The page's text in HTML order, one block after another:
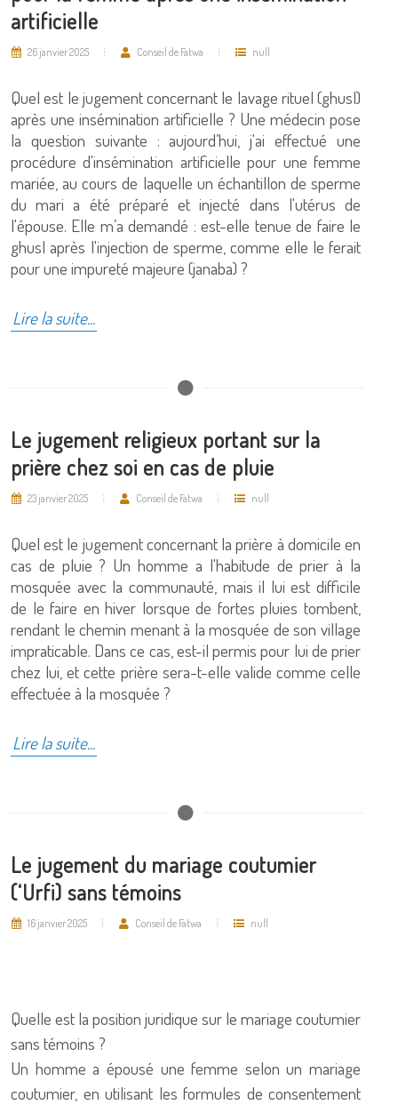
artificielle
26 janvier 2025 Conseil de Fatwa null
Quel est le jugement concernant le lavage rituel (ghusl)
après une insémination artificielle ? Une médecin pose
la question suivante : aujourd’hui, j'ai effectué une
procédure d'insémination artificielle pour une femme
mariée, au cours de laquelle un échantillon de sperme
du mari a été préparé et injecté dans l'utérus de
l'épouse. Elle m’a demandé : est-elle tenue de faire le
ghusl après l'injection de sperme, comme elle le ferait
pour une impureté majeure (janaba) ?
Lire la suite...
Le jugement religieux portant sur la
prière chez soi en cas de pluie
23 janvier 2025 Conseil de Fatwa null
Quel est le jugement concernant la prière à domicile en
cas de pluie ? Un homme a l'habitude de prier à la
mosquée avec la communauté, mais il lui est difficile
de le faire en hiver lorsque de fortes pluies tombent,
rendant le chemin menant à la mosquée de son village
impraticable. Dans ce cas, est-il permis pour lui de prier
chez lui, et cette prière sera-t-elle valide comme celle
effectuée à la mosquée ?
Lire la suite...
Le jugement du mariage coutumier
(‘Urfi) sans témoins
16 janvier 2025 Conseil de Fatwa null
Quelle est la position juridique sur le mariage coutumier
sans témoins ?
Un homme a épousé une femme selon un mariage
coutumier, en utilisant les formules de consentement